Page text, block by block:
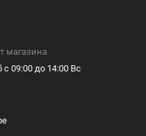
магазина
с 09:00 до 14:00 Вс